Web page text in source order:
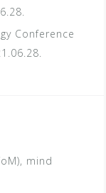
Conference
mind